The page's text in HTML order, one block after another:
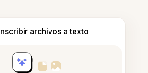
archivos a texto